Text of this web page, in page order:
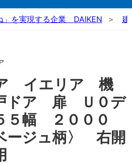
」を実現する企業 DAIKEN 建
イエリア 機
ドア 扉 Ｕ０デ
幅 ２０００
ジュ柄〉 右開